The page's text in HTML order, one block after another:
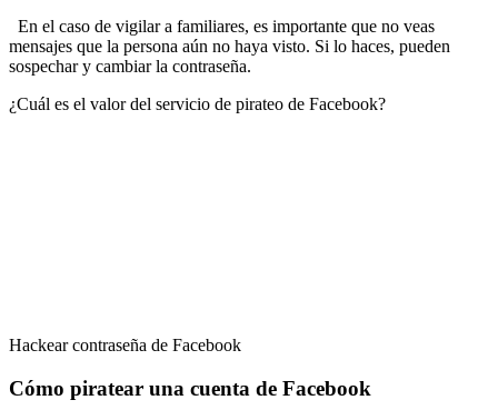
En el caso de vigilar a familiares, es importante que no veas
mensajes que la persona aún no haya visto. Si lo haces, pueden
sospechar y cambiar la contraseña.
¿Cuál es el valor del servicio de pirateo de Facebook?
Hackear contraseña de Facebook
Cómo piratear una cuenta de Facebook